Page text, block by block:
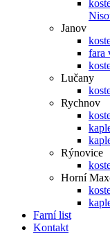
Janov
fara
Lučany
Rychnov
Rýnovice
Horní
Farní list
Kontakt